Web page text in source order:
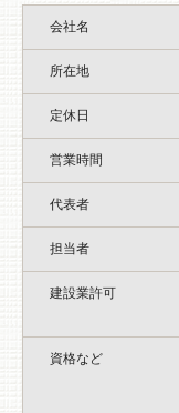
補助制度の提
窓の断熱リフォー
のですが、弊社で
補助制度があるこ
いただいたり、改
なるきっかけにな
また弊社には、補
会社名
所在地
定休日
営業時間
代表者
担当者
建設業許可
資格など